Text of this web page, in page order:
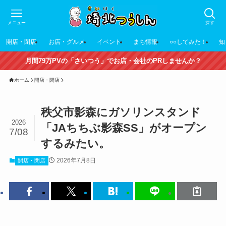
探す
メニュー
開店・閉店 お店・グルメ イベント まち情報 ○○してみた！
月間79万PVの「さいつう」でお店・会社のPRしませんか？
ホーム 開店・閉店
秩父市影森にガソリンスタンド
「JAちちぶ影森SS」がオープン
するみたい。
2026
7/08
開店・閉店 2026年7月8日